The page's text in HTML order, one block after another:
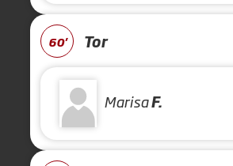
60' Tor
MarisaF.